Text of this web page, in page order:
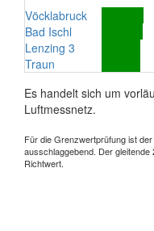
Vöcklabruck
Bad Ischl
Lenzing 3
Traun
Es handelt sich um
Luftmessnetz.
Für die Grenzwertprüfung ist
ausschlaggebend. Der
Richtwert.